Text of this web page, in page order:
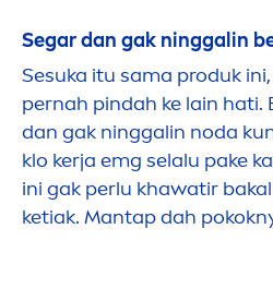
Segar dan gak ninggalin
Sesuka itu sama produk
pernah pindah ke lain hati.
dan gak ninggalin noda
klo kerja emg selalu pake
ini gak perlu khawatir
ketiak. Mantap dah